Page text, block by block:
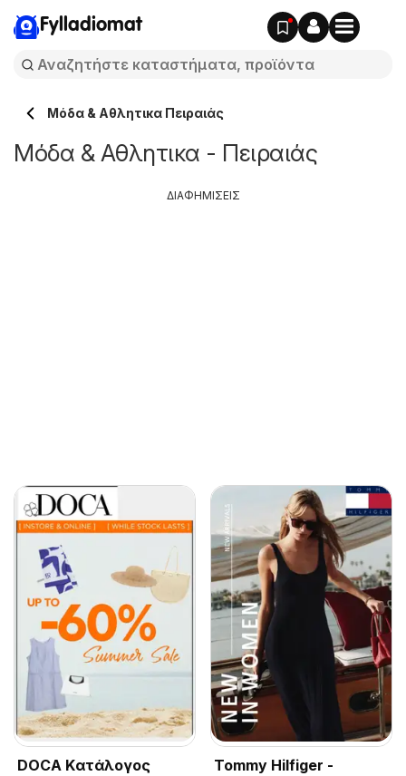
Fylladiomat
Μόδα & Aθλητικα Πειραιάς
Μόδα & Aθλητικα - Πειραιάς
DOCA Kατάλογος
Tommy Hilfiger -
ΔΙΑΦΗΜΙΣΕΙΣ